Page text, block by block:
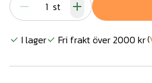
st
I lager Fri frakt över 2000 kr(